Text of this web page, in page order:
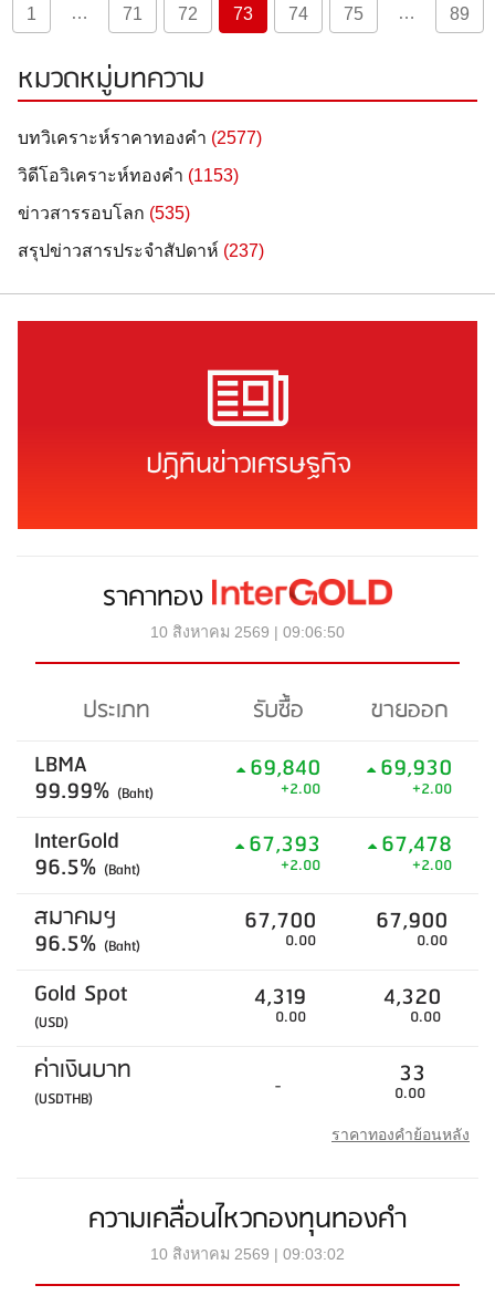
1 … 71 72 73 74 75 … 89
หมวดหมู่บทความ
บทวิเคราะห์ราคาทองคำ (2577)
วิดีโอวิเคราะห์ทองคำ (1153)
ข่าวสารรอบโลก (535)
สรุปข่าวสารประจำสัปดาห์ (237)
ปฏิทินข่าวเศรษฐกิจ
ราคาทอง
10 สิงหาคม 2569 | 09:06:50
ประเภท รับซื้อ
ขายออก
LBMA
99.99% (Baht)
69,840
+2.00
69,930
+2.00
InterGold
96.5% (Baht)
67,393
+2.00
67,478
+2.00
สมาคมฯ
96.5% (Baht)
67,700
0.00
67,900
0.00
Gold Spot
(USD)
4,319
0.00
4,320
0.00
ค่าเงินบาท
(USDTHB) - 33
0.00
ราคาทองคำย้อนหลัง
ความเคลื่อนไหวกองทุนทองคำ
10 สิงหาคม 2569 | 09:03:02